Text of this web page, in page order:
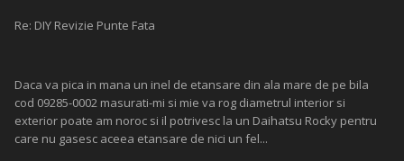
Re: DIY Revizie Punte Fata
Daca va pica in mana un inel de etansare din ala mare de pe bila
cod 09285-0002 masurati-mi si mie va rog diametrul interior si
exterior poate am noroc si il potrivesc la un Daihatsu Rocky pentru
care nu gasesc aceea etansare de nici un fel...